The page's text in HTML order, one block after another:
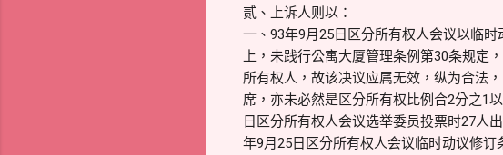
贰、上诉人则以：
一、93年9月25日区分所有权人会议以临
上，未践行公寓大厦管理条例第30条规定
所有权人，故该决议应属无效，纵为合法
席，亦未必然是区分所有权比例合2分之1
日区分所有权人会议选举委员投票时27人
年9月25日区分所有权人会议临时动议